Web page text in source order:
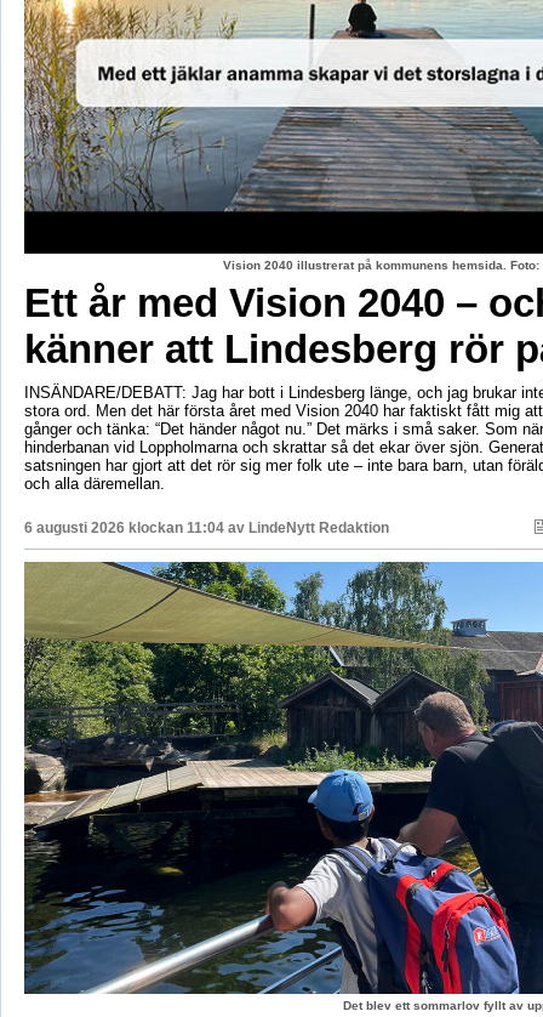
Vision 2040 illustrerat på kommunens hemsida.
Ett år med Vision 2040 –
känner att Lindesberg rör
INSÄNDARE/DEBATT: Jag har bott i Lindesberg länge, och jag brukar
stora ord. Men det här första året med Vision 2040 har faktiskt fått mig
gånger och tänka: “Det händer något nu.” Det märks i små saker. Som
hinderbanan vid Loppholmarna och skrattar så det ekar över sjön.
satsningen har gjort att det rör sig mer folk ute – inte bara barn, utan
och alla däremellan.
6 augusti 2026 klockan 11:04 av LindeNytt Redaktion
Det blev ett sommarlov fyllt av